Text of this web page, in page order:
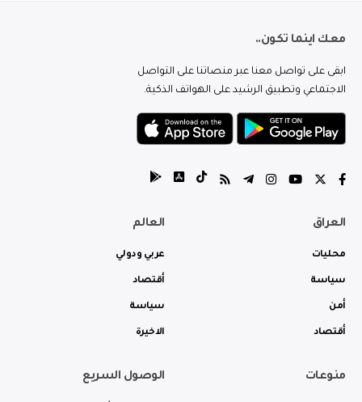
معك اينما تكون..
ابقى على تواصل معنا عبر منصاتنا على التواصل
الاجتماعي وتطبيق الرشيد على الهواتف الذكية.
العراق
محليات
سياسة
أمن
أقتصاد
العالم
عربي ودولي
أقتصاد
سياسة
الاخيرة
منوعات الوصول السريع